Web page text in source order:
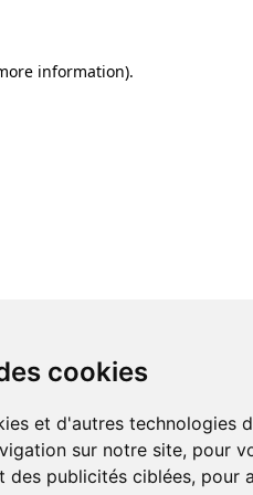
cookies
et d'autres technologies
sur notre site, pour
des publicités ciblées, pour
information).